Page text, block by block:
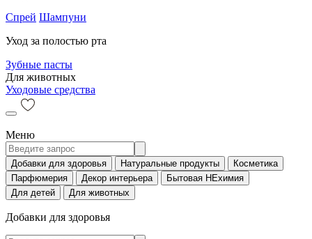
Спрей Шампуни
Уход за полостью рта
Зубные пасты
Для животных
Уходовые средства
Меню
Добавки для здоровья Натуральные продукты
Косметика
Парфюмерия
Декор интерьера
Бытовая НЕхимия
Для детей
Для животных
Добавки для здоровья